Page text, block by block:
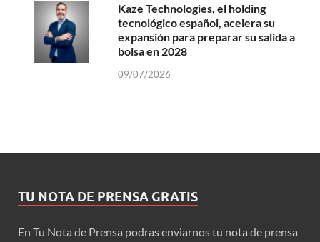
Kaze Technologies, el holding
tecnológico español, acelera su
expansión para preparar su salida a
bolsa en 2028
09/07/2026
TU NOTA DE PRENSA GRATIS
En Tu Nota de Prensa podras enviarnos tu nota de prensa